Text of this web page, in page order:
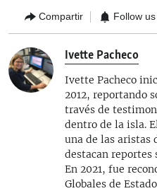
Compartir Follow us
Ivette Pacheco
Ivette Pacheco
2012, reportando
través de
dentro de la isla.
una de las aristas
destacan reportes
En 2021, fue
Globales de